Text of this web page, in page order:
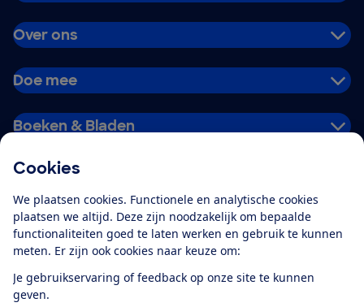
Cookies
We plaatsen cookies. Functionele en analytische cookies
plaatsen we altijd. Deze zijn noodzakelijk om bepaalde
functionaliteiten goed te laten werken en gebruik te kunnen
meten. Er zijn ook cookies naar keuze om:
Je gebruikservaring of feedback op onze site te kunnen
geven.
Over ons
Doe mee
Boeken & Bladen
Alles over de
app